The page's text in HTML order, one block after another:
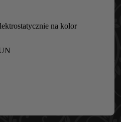
na kolor